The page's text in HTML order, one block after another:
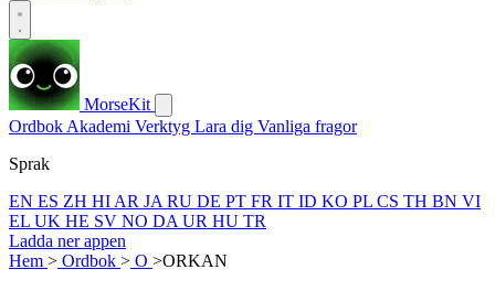
MorseKit
Ordbok Akademi Verktyg Lara dig Vanliga fragor
Sprak
EN ES ZH HI AR JA RU DE PT FR IT ID KO PL CS TH BN VI
EL UK HE SV NO DA UR HU TR
Ladda ner appen
Hem > Ordbok > O >ORKAN